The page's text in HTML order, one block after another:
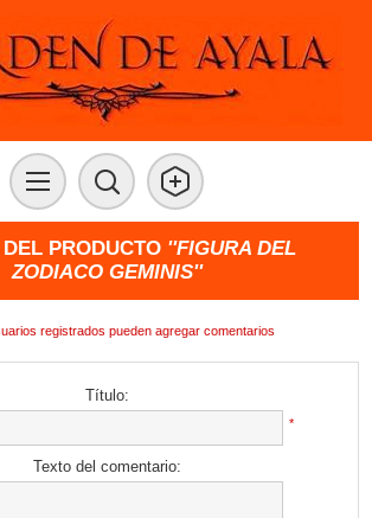
PRODUCTO
FIGURA DEL
ZODIACO GEMINIS
registrados pueden agregar comentarios
Título:
*
Texto del comentario: